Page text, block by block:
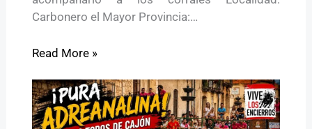
Carbonero el Mayor Provincia:…
Read More »